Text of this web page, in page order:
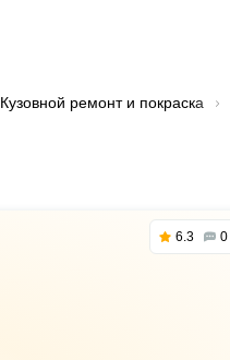
Кузовной ремонт и покраска
6.3 0